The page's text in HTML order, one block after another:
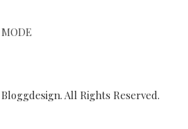
All Rights Reserved.